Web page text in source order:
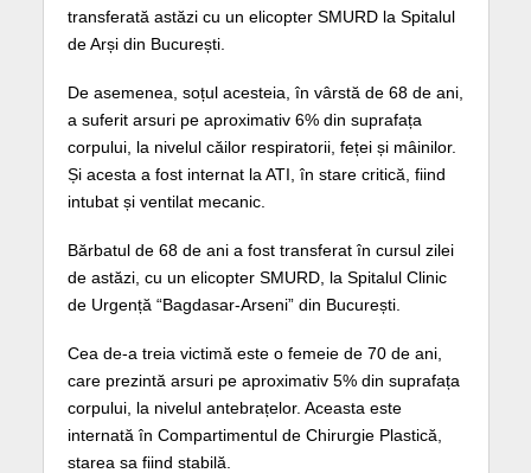
transferată astăzi cu un elicopter SMURD la Spitalul
de Arși din București.
De asemenea, soțul acesteia, în vârstă de 68 de ani,
a suferit arsuri pe aproximativ 6% din suprafața
corpului, la nivelul căilor respiratorii, feței și mâinilor.
Și acesta a fost internat la ATI, în stare critică, fiind
intubat și ventilat mecanic.
Bărbatul de 68 de ani a fost transferat în cursul zilei
de astăzi, cu un elicopter SMURD, la Spitalul Clinic
de Urgență “Bagdasar-Arseni” din București.
Cea de-a treia victimă este o femeie de 70 de ani,
care prezintă arsuri pe aproximativ 5% din suprafața
corpului, la nivelul antebrațelor. Aceasta este
internată în Compartimentul de Chirurgie Plastică,
starea sa fiind stabilă.